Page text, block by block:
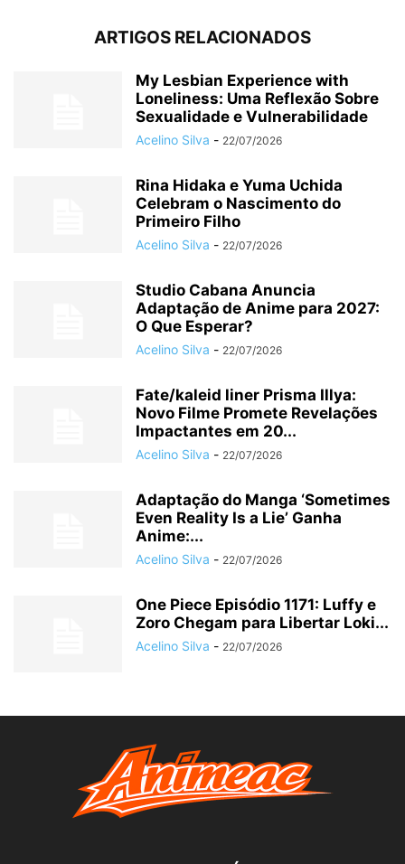
ARTIGOS RELACIONADOS
My Lesbian Experience with
Loneliness: Uma Reflexão Sobre
Sexualidade e Vulnerabilidade
Acelino Silva - 22/07/2026
Rina Hidaka e Yuma Uchida
Celebram o Nascimento do
Primeiro Filho
Acelino Silva - 22/07/2026
Studio Cabana Anuncia
Adaptação de Anime para 2027:
O Que Esperar?
Acelino Silva - 22/07/2026
Fate/kaleid liner Prisma Illya:
Novo Filme Promete Revelações
Impactantes em 20...
Acelino Silva - 22/07/2026
Adaptação do Manga ‘Sometimes
Even Reality Is a Lie’ Ganha
Anime:...
Acelino Silva - 22/07/2026
One Piece Episódio 1171: Luffy e
Zoro Chegam para Libertar Loki...
Acelino Silva - 22/07/2026